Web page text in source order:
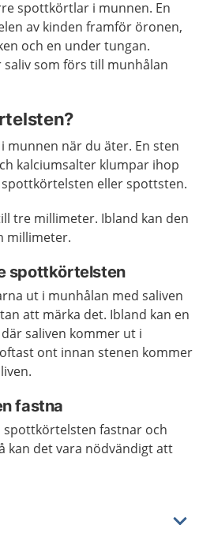
spottkörtlar i munnen. En
av kinden framför öronen,
och en under tungan.
som förs till munhålan
munnen när du äter. En sten
kalciumsalter klumpar ihop
spottkörtelsten eller spottsten.
tre millimeter. Ibland kan den
millimeter.
spottkörtelsten
ut i munhålan med saliven
att märka det. Ibland kan en
saliven kommer ut i
ont innan stenen kommer
fastna
spottkörtelsten fastnar och
kan det vara nödvändigt att